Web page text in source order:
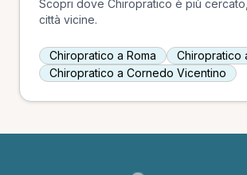
Scopri dove Chiropratico è più
città vicine.
Chiropratico a Roma
Chiropratico
Chiropratico a Cornedo Vicentino